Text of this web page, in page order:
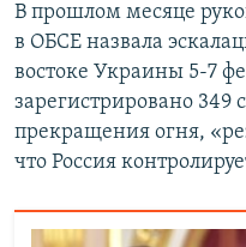
В прошлом месяце
в ОБСЕ назвала
востоке Украины 5-7
зарегистрировано
прекращения огня,
что Россия